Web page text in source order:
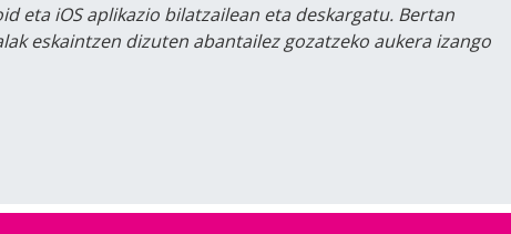
eta iOS aplikazio bilatzailean eta deskargatu. Bertan
eskaintzen dizuten abantailez gozatzeko aukera izango